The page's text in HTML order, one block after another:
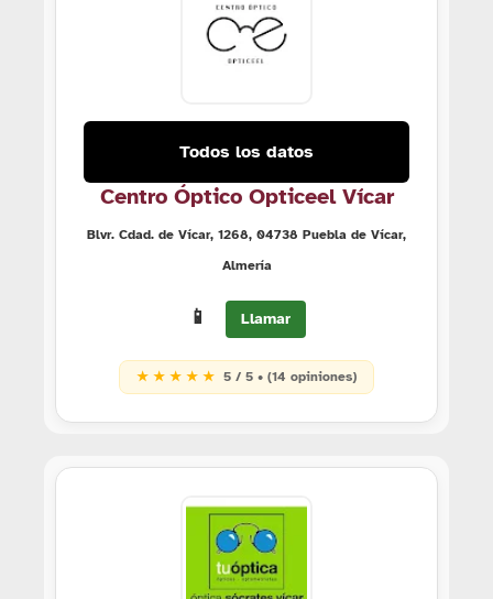
Todos los datos
Centro Óptico Opticeel Vícar
Blvr. Cdad. de Vícar, 1268, 04738 Puebla de Vícar,
Almería
📱 Llamar
★ ★ ★ ★ ★ 5 / 5 • (14 opiniones)